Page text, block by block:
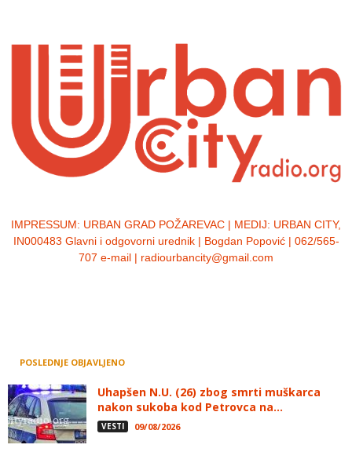
IMPRESSUM: URBAN GRAD POŽAREVAC | MEDIJ: URBAN CITY,
IN000483 Glavni i odgovorni urednik | Bogdan Popović | 062/565-
707 e-mail | radiourbancity@gmail.com
POSLEDNJE OBJAVLJENO
Uhapšen N.U. (26) zbog smrti muškarca
nakon sukoba kod Petrovca na...
VESTI 09/08/2026